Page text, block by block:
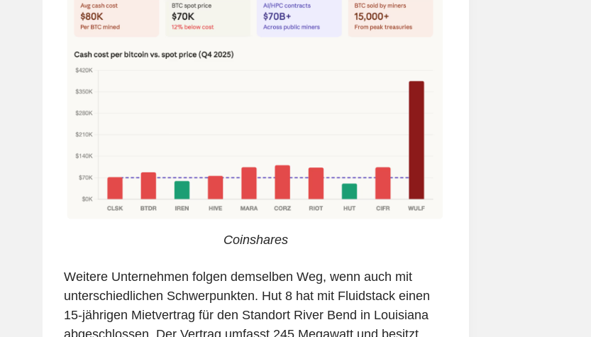
Coinshares
Weitere Unternehmen folgen demselben Weg, wenn auch mit
unterschiedlichen Schwerpunkten. Hut 8 hat mit Fluidstack einen
15-jährigen Mietvertrag für den Standort River Bend in Louisiana
abgeschlossen. Der Vertrag umfasst 245 Megawatt und besitzt